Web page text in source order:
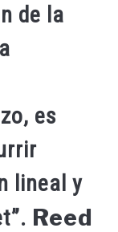
de la
es
lineal y
Reed